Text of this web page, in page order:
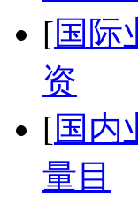
[国际
资
[国内
量目